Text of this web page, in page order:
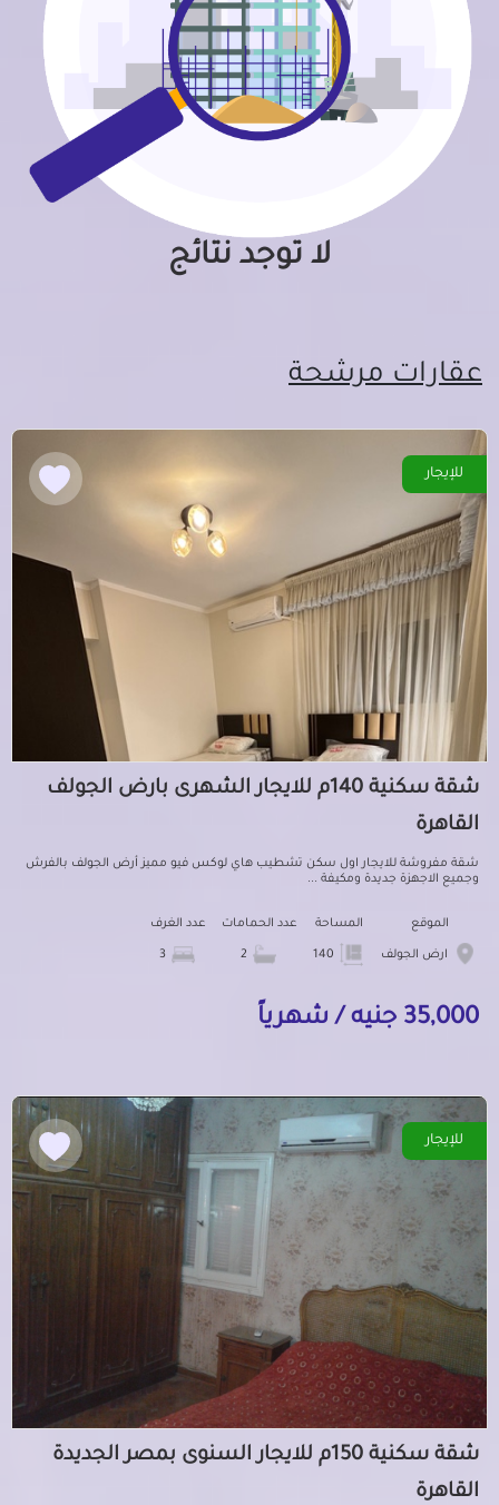
لا توجد نتائج
عقارات مرشحة
للإيجار
شقة سكنية 140م للايجار الشهرى بارض الجولف
القاهرة
شقة مفروشة للايجار اول سكن تشطيب هاي لوكس فيو مميز أرض الجولف بالفرش
وجميع الاجهزة جديدة ومكيفة ...
الموقع
ارض الجولف
المساحة عدد الحمامات عدد الغرف
35,000 جنيه / شهرياً
للإيجار
شقة سكنية 150م للايجار السنوى بمصر الجديدة
القاهرة